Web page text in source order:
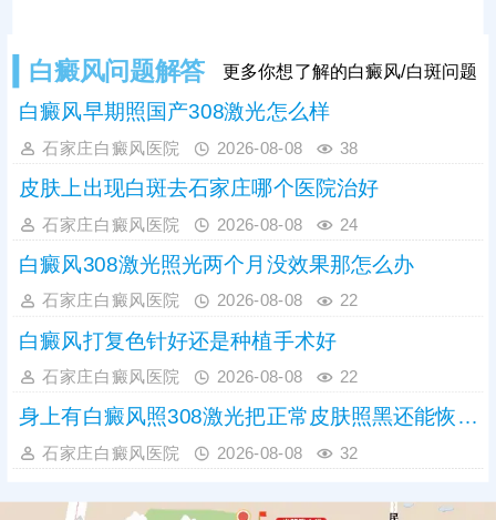
光照射联合治疗，可内外协同作用，
加速黑色素
白癜风问题解答 更多你想了解的白癜风/白斑问题
白癜风早期照国产308激光怎么样
石家庄白癜风医院 2026-08-08 38
皮肤上出现白斑去石家庄哪个医院治好
石家庄白癜风医院 2026-08-08 24
白癜风308激光照光两个月没效果那怎么办
石家庄白癜风医院 2026-08-08 22
白癜风打复色针好还是种植手术好
石家庄白癜风医院 2026-08-08 22
身上有白癜风照308激光把正常皮肤照黑还能恢复吗
石家庄白癜风医院 2026-08-08 32